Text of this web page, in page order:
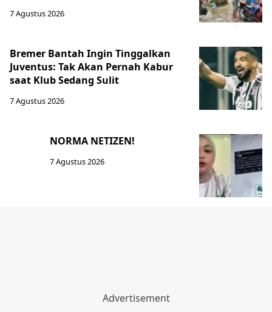
7 Agustus 2026
Bremer Bantah Ingin Tinggalkan
Juventus: Tak Akan Pernah Kabur
saat Klub Sedang Sulit
7 Agustus 2026
NORMA NETIZEN!
7 Agustus 2026